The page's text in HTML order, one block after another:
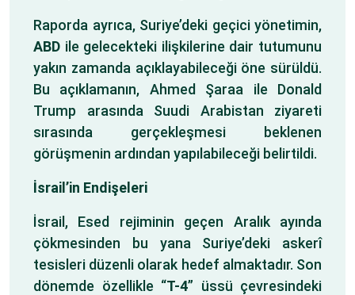
Raporda ayrıca, Suriye’deki geçici yönetimin,
ABD ile gelecekteki ilişkilerine dair tutumunu
yakın zamanda açıklayabileceği öne sürüldü.
Bu açıklamanın, Ahmed Şaraa ile Donald
Trump arasında Suudi Arabistan ziyareti
sırasında gerçekleşmesi beklenen
görüşmenin ardından yapılabileceği belirtildi.
İsrail’in Endişeleri
İsrail, Esed rejiminin geçen Aralık ayında
çökmesinden bu yana Suriye’deki askerî
tesisleri düzenli olarak hedef almaktadır. Son
dönemde özellikle “T-4” üssü çevresindeki